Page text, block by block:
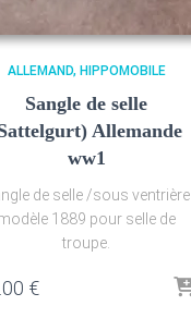
ALLEMAND HIPPOMOBILE
Sangle de selle
Allemande
ww1
de selle /sous ventrière
1889 pour selle de
troupe.
€